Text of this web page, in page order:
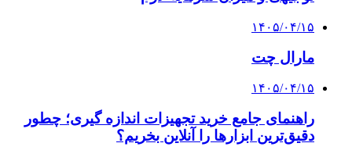
۱۴۰۵/۰۴/۱۵
مارال چت
۱۴۰۵/۰۴/۱۵
راهنمای جامع خرید تجهیزات اندازه گیری؛ چطور
دقیق‌ترین ابزارها را آنلاین بخریم؟